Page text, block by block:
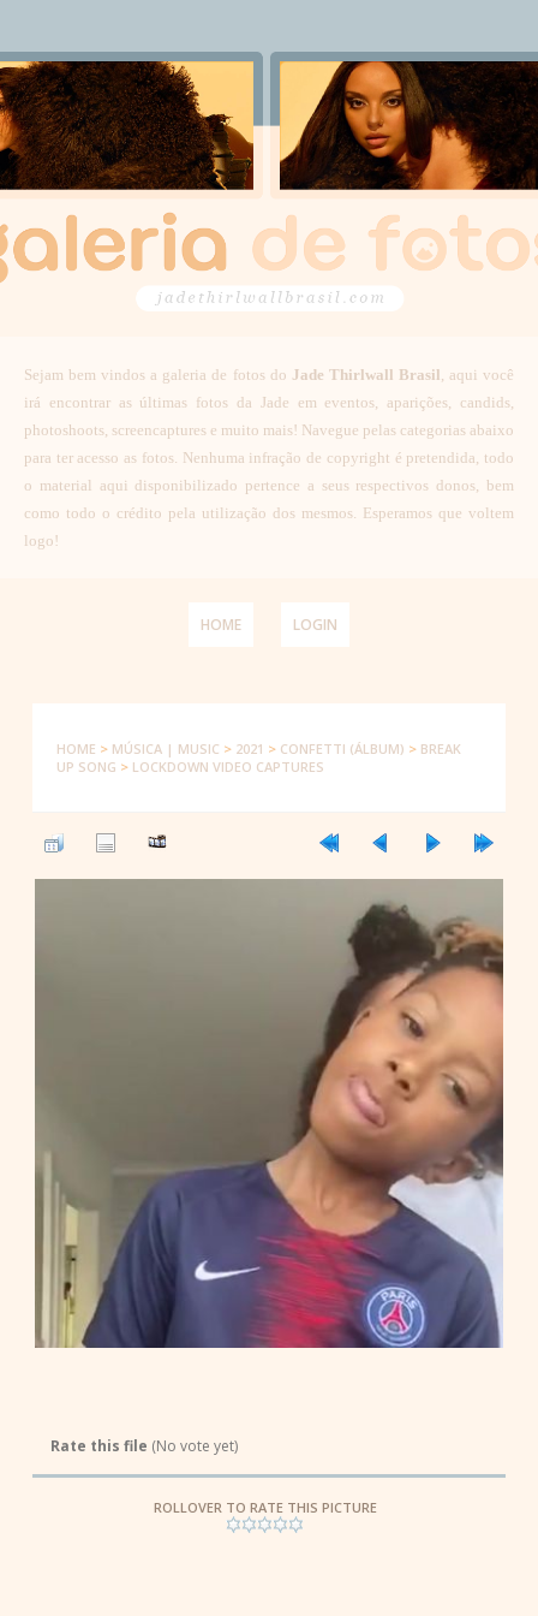
Sejam bem vindos a galeria de fotos do Jade Thirlwall Brasil, aqui você
irá encontrar as últimas fotos da Jade em eventos, aparições, candids,
photoshoots, screencaptures e muito mais! Navegue pelas categorias abaixo
para ter acesso as fotos. Nenhuma infração de copyright é pretendida, todo
o material aqui disponibilizado pertence a seus respectivos donos, bem
como todo o crédito pela utilização dos mesmos. Esperamos que voltem
logo!
HOME LOGIN
HOME > MÚSICA | MUSIC > 2021 > CONFETTI (ÁLBUM) > BREAK
UP SONG > LOCKDOWN VIDEO CAPTURES
Rate this file (No vote yet)
ROLLOVER TO RATE THIS PICTURE